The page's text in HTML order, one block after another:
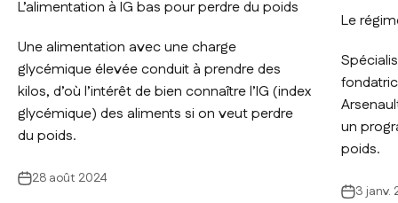
L’alimentation à IG bas pour perdre du poids
Une alimentation avec une charge
glycémique élevée conduit à prendre des
kilos, d’où l’intérêt de bien connaître l’IG (index
glycémique) des aliments si on veut perdre
du poids.
28 août 2024
Le
un
poids.
3 janv.